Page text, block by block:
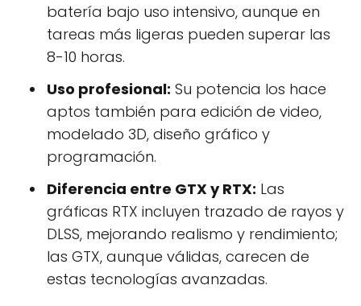
batería bajo uso intensivo, aunque en
tareas más ligeras pueden superar las
8-10 horas.
Uso profesional: Su potencia los hace
aptos también para edición de video,
modelado 3D, diseño gráfico y
programación.
Diferencia entre GTX y RTX: Las
gráficas RTX incluyen trazado de rayos y
DLSS, mejorando realismo y rendimiento;
las GTX, aunque válidas, carecen de
estas tecnologías avanzadas.